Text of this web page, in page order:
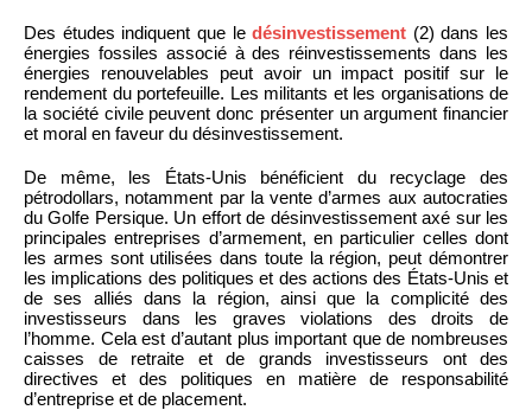
Des études indiquent que ledésinvestissement (2) dans les
énergies fossiles associé à des réinvestissements dans les
énergies renouvelables peut avoir un impact positif sur le
rendement du portefeuille. Les militants et les organisations de
la société civile peuvent donc présenter un argument financier
et moral en faveur du désinvestissement.
De même, les États-Unis bénéficient du recyclage des
pétrodollars, notamment par la vente d’armes aux autocraties
du Golfe Persique. Un effort de désinvestissement axé sur les
principales entreprises d’armement, en particulier celles dont
les armes sont utilisées dans toute la région, peut démontrer
les implications des politiques et des actions des États-Unis et
de ses alliés dans la région, ainsi que la complicité des
investisseurs dans les graves violations des droits de
l’homme. Cela est d’autant plus important que de nombreuses
caisses de retraite et de grands investisseurs ont des
directives et des politiques en matière de responsabilité
d’entreprise et de placement.